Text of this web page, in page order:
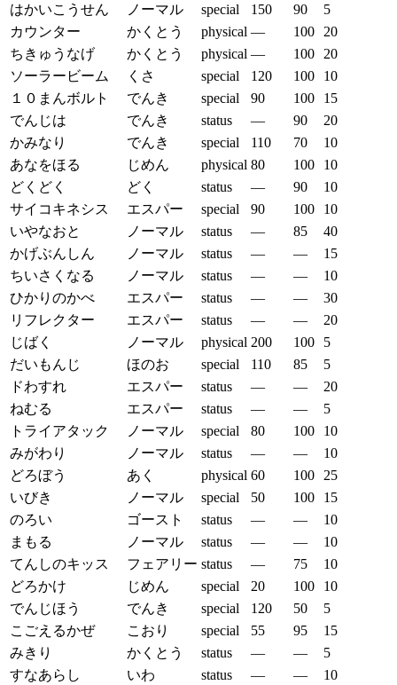
はかいこうせん
ノーマル special 150 90
5
カウンター
かくとう physical — 100
20
ちきゅうなげ
かくとう physical — 100
20
ソーラービーム
くさ special 120 100
10
１０まんボルト
でんき special 90 100
15
でんじは
でんき status — 90
20
かみなり
でんき special 110 70
10
あなをほる
じめん physical 80 100
10
どくどく
どく status — 90
10
サイコキネシス
エスパー special 90 100
10
いやなおと
ノーマル status — 85
40
かげぶんしん
ノーマル status — —
15
ちいさくなる
ノーマル status — —
10
ひかりのかべ
エスパー status — —
30
リフレクター
エスパー status — —
20
じばく
ノーマル physical 200 100
5
だいもんじ
ほのお special 110 85
5
ドわすれ
エスパー status — —
20
ねむる
エスパー status — —
5
トライアタック
ノーマル special 80 100
10
みがわり
ノーマル status — —
10
どろぼう
あく physical 60 100
25
いびき
ノーマル special 50 100
15
のろい
ゴースト status — —
10
まもる
ノーマル status — —
10
てんしのキッス
フェアリー status — 75
10
どろかけ
じめん special 20 100
10
でんじほう
でんき special 120 50
5
こごえるかぜ
こおり special 55 95
15
みきり
かくとう status — —
5
すなあらし
いわ status — — 10